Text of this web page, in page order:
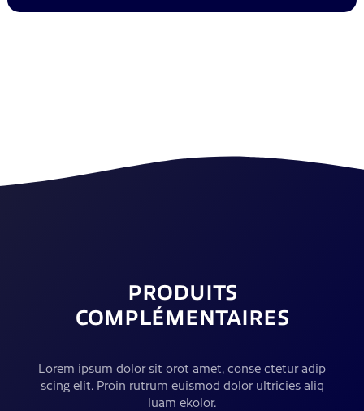
PRODUITS
COMPLÉMENTAIRES
Lorem ipsum dolor sit orot amet, conse ctetur adip
scing elit. Proin rutrum euismod dolor ultricies aliq
luam ekolor.